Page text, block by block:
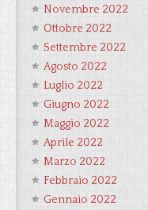
Novembre 2022
Ottobre 2022
Settembre 2022
Agosto 2022
Luglio 2022
Giugno 2022
Maggio 2022
Aprile 2022
Marzo 2022
Febbraio 2022
Gennaio 2022